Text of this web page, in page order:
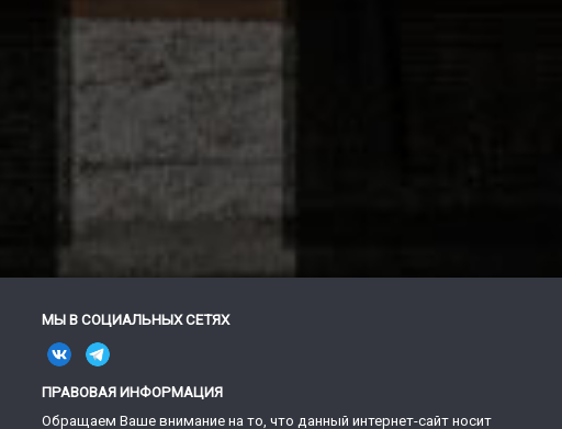
МЫ В СОЦИАЛЬНЫХ СЕТЯХ
ПРАВОВАЯ ИНФОРМАЦИЯ
Обращаем Ваше внимание на то, что данный интернет-сайт носит